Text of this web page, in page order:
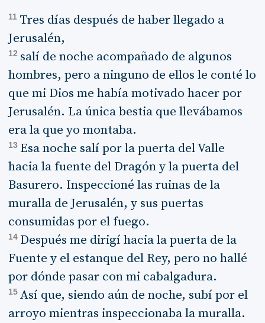
11 Tres días después de haber llegado a
Jerusalén,
12 salí de noche acompañado de algunos
hombres, pero a ninguno de ellos le conté lo
que mi Dios me había motivado hacer por
Jerusalén. La única bestia que llevábamos
era la que yo montaba.
13 Esa noche salí por la puerta del Valle
hacia la fuente del Dragón y la puerta del
Basurero. Inspeccioné las ruinas de la
muralla de Jerusalén, y sus puertas
consumidas por el fuego.
14 Después me dirigí hacia la puerta de la
Fuente y el estanque del Rey, pero no hallé
por dónde pasar con mi cabalgadura.
15 Así que, siendo aún de noche, subí por el
arroyo mientras inspeccionaba la muralla.